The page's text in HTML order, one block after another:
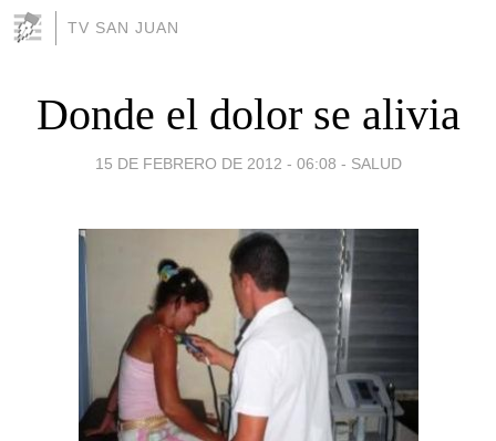
TV SAN JUAN
Donde el dolor se alivia
15 DE FEBRERO DE 2012 - 06:08 - SALUD